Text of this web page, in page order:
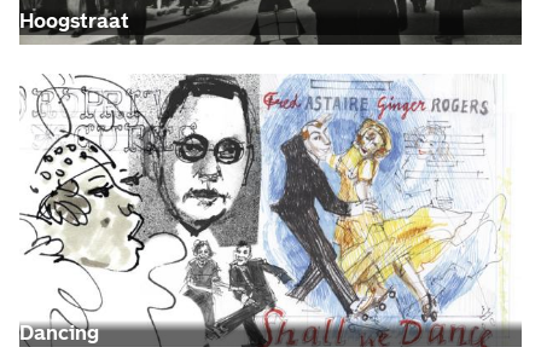
Hoogstraat
Dancing